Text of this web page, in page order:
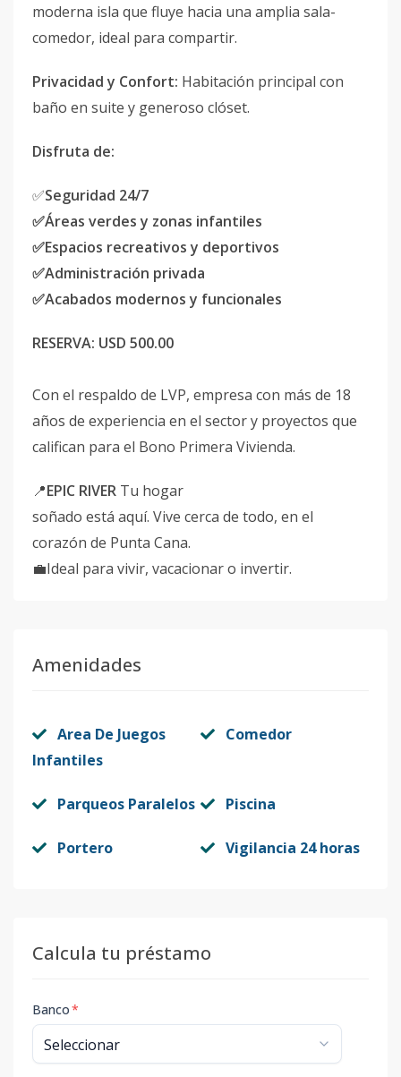
moderna isla que fluye hacia una amplia sala-
comedor, ideal para compartir.
Privacidad y Confort: Habitación principal con
baño en suite y generoso clóset.
Disfruta de:
✅Seguridad 24/7
✅Áreas verdes y zonas infantiles
✅Espacios recreativos y deportivos
✅Administración privada
✅Acabados modernos y funcionales
RESERVA: USD 500.00
Con el respaldo de LVP, empresa con más de 18
años de experiencia en el sector y proyectos que
califican para el Bono Primera Vivienda.
📍EPIC RIVER Tu hogar
soñado está aquí. Vive cerca de todo, en el
corazón de Punta Cana.
💼Ideal para vivir, vacacionar o invertir.
Amenidades
Area De Juegos
Infantiles
Comedor
Parqueos Paralelos Piscina
Portero Vigilancia 24 horas
Calcula tu préstamo
Banco*